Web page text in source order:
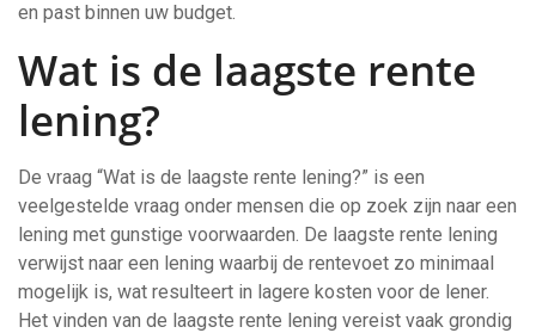
en past binnen uw budget.
Wat is de laagste rente
lening?
De vraag “Wat is de laagste rente lening?” is een
veelgestelde vraag onder mensen die op zoek zijn naar een
lening met gunstige voorwaarden. De laagste rente lening
verwijst naar een lening waarbij de rentevoet zo minimaal
mogelijk is, wat resulteert in lagere kosten voor de lener.
Het vinden van de laagste rente lening vereist vaak grondig